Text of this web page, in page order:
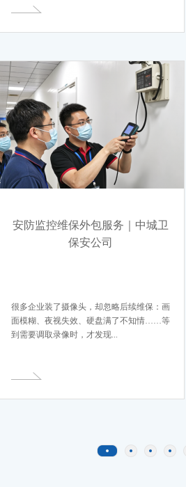
安防监控维保外包服务｜中城卫
保安公司
很多企业装了摄像头，却忽略后续维保：画
面模糊、夜视失效、硬盘满了不知情……等
到需要调取录像时，才发现...